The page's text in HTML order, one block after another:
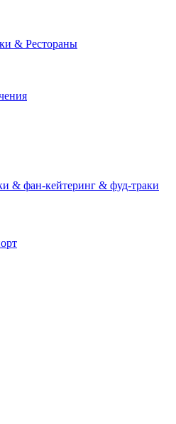
& Рестораны
& фан-кейтеринг & фуд-траки